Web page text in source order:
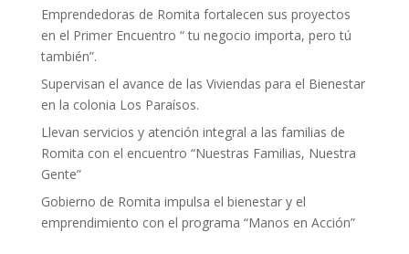
Emprendedoras de Romita fortalecen sus proyectos
en el Primer Encuentro “ tu negocio importa, pero tú
también”.
Supervisan el avance de las Viviendas para el Bienestar
en la colonia Los Paraísos.
Llevan servicios y atención integral a las familias de
Romita con el encuentro “Nuestras Familias, Nuestra
Gente”
Gobierno de Romita impulsa el bienestar y el
emprendimiento con el programa “Manos en Acción”